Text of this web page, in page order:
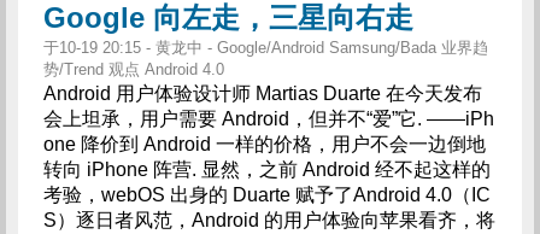
Google 向左走，三星向右走
于10-19 20:15 - 黄龙中 - Google/Android Samsung/Bada 业界趋
势/Trend 观点 Android 4.0
Android 用户体验设计师 Martias Duarte 在今天发布
会上坦承，用户需要 Android，但并不“爱”它. ——iPh
one 降价到 Android 一样的价格，用户不会一边倒地
转向 iPhone 阵营. 显然，之前 Android 经不起这样的
考验，webOS 出身的 Duarte 赋予了Android 4.0（IC
S）逐日者风范，Android 的用户体验向苹果看齐，将